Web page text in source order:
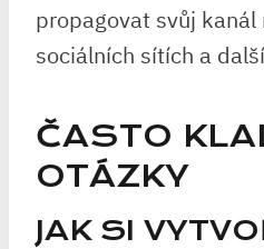
propagovat svůj kanál
sociálních sítích a
ČASTO
OTÁZKY
JAK SI